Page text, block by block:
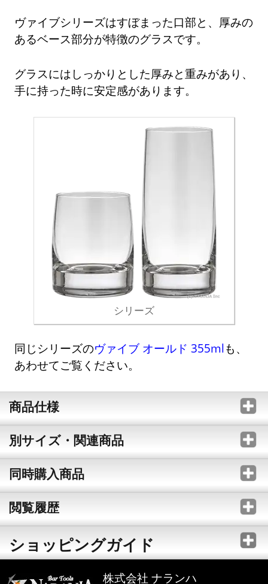
ヴァイブシリーズはすぼまった口部と、厚みの
あるベース部分が特徴のグラスです。
グラスにはしっかりとした厚みと重みがあり、
手に持った時に安定感があります。
シリーズ
同じシリーズのヴァイブ オールド 355mlも、
あわせてご覧ください。
商品仕様
別サイズ・関連商品
同時購入商品
閲覧履歴
ショッピングガイド
株式会社 ナランハ